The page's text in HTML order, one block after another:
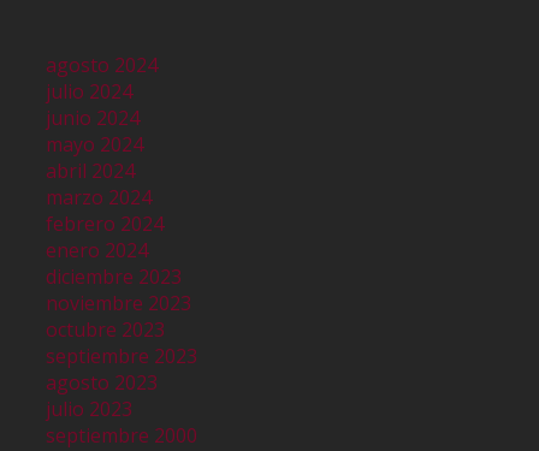
agosto 2024
julio 2024
junio 2024
mayo 2024
abril 2024
marzo 2024
febrero 2024
enero 2024
diciembre 2023
noviembre 2023
octubre 2023
septiembre 2023
agosto 2023
julio 2023
septiembre 2000